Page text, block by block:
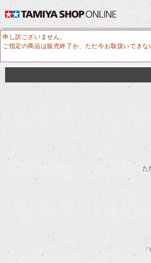
申し訳ございません。
ご指定の商品は販売終了か、ただ今お取扱いできな
た